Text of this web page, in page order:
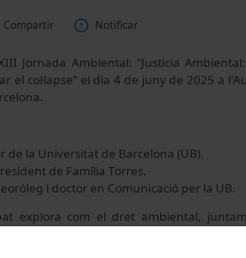
Compartir Notificar
Jornada Ambiental: “Justicia
el col·lapse” el dia 4 de juny de 2025 a
de la Universitat de Barcelona (UB).
de Família Torres.
i doctor en Comunicació per la UB.
explora com el dret ambiental,